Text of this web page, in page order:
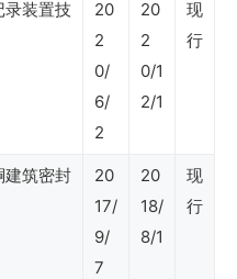
录装置技
20
2
0/
6/
2
20
2
0/1
2/1
现
行
建筑密封
20
17/
9/
7
20
18/
8/1
现
行